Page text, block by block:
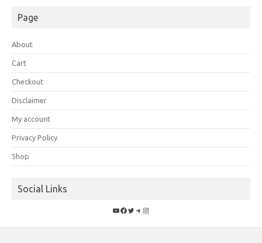
Page
About
Cart
Checkout
Disclaimer
My account
Privacy Policy
Shop
Social Links
YouTube
Facebook
Twitter
Telegram
Instagram